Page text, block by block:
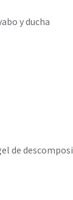
y ducha
de